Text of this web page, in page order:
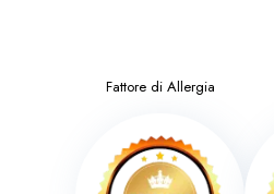
Fattore di Allergia